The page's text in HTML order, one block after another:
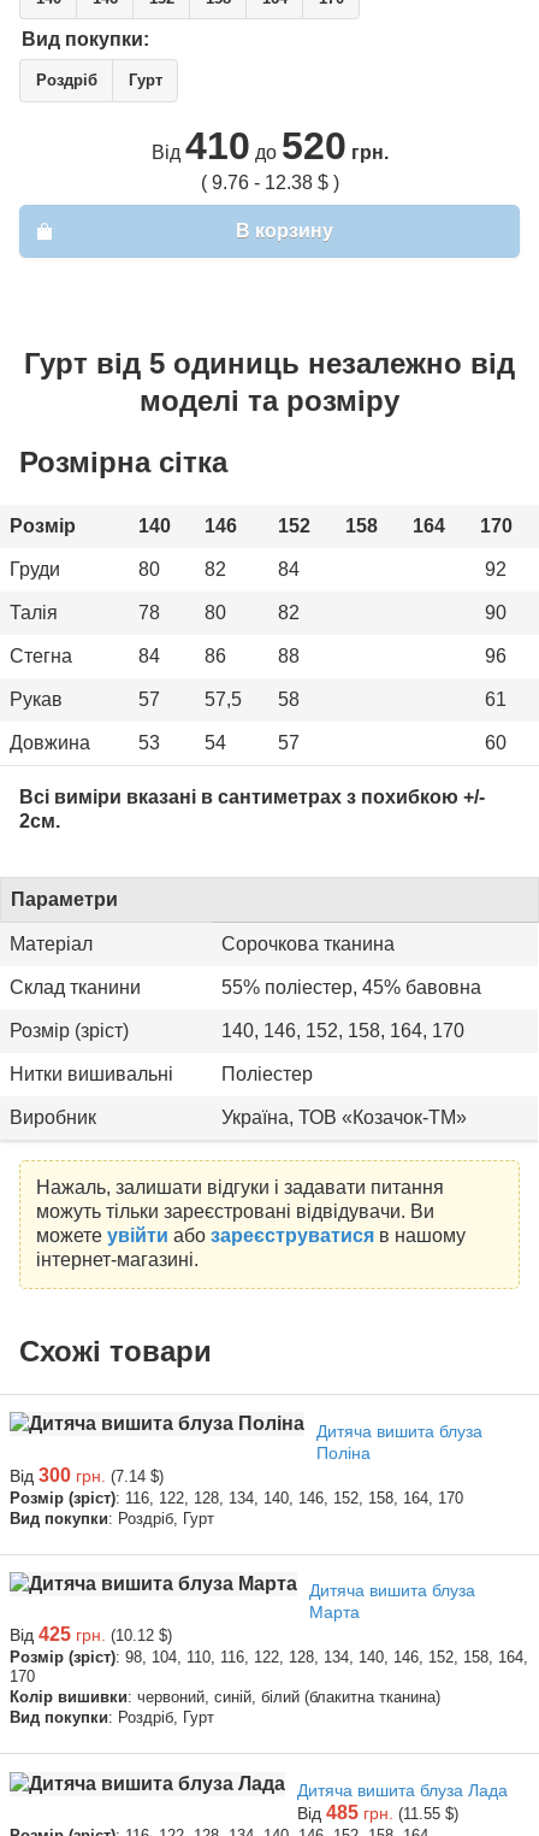
Вид покупки:
Роздріб Гурт
Від 410 до 520 грн.
( 9.76 - 12.38 $ )
В корзину
Гурт від 5 одиниць незалежно від
моделі та розміру
Розмірна сітка
Розмір 140 146 152 158 164 170
Груди 80 82 84 92
Талія 78 80 82 90
Стегна 84 86 88 96
Рукав 57 57,5 58 61
Довжина 53 54 57 60
Всі виміри вказані в сантиметрах з похибкою +/-
2см.
Параметри
Матеріал Сорочкова тканина
Склад тканини 55% поліестер, 45% бавовна
Розмір (зріст) 140, 146, 152, 158, 164, 170
Нитки вишивальні Поліестер
Виробник Україна, ТОВ «Козачок-ТМ»
Нажаль, залишати відгуки і задавати питання
можуть тільки зареєстровані відвідувачи. Ви
можете увійти або зареєструватисяв нашому
інтернет-магазині.
Схожі товари
Дитяча вишита блуза
Поліна
Від 300 грн. (7.14 $)
Розмір (зріст): 116, 122, 128, 134, 140, 146, 152, 158, 164, 170
Вид покупки: Роздріб, Гурт
Дитяча вишита блуза
Марта
Від 425 грн. (10.12 $)
Розмір (зріст): 98, 104, 110, 116, 122, 128, 134, 140, 146, 152, 158, 164,
170
Колір вишивки: червоний, синій, білий (блакитна тканина)
Вид покупки: Роздріб, Гурт
Дитяча вишита блуза Лада
Від 485 грн. (11.55 $)